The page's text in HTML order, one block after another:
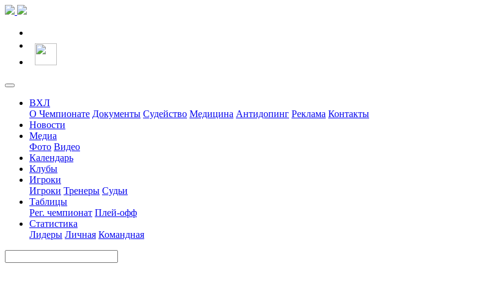
ВХЛ
О Чемпионате Документы Судейство Медицина Антидопинг Реклама Контакты
Новости
Медиа
Фото Видео
Календарь
Клубы
Игроки
Игроки Тренеры Судьи
Таблицы
Рег. чемпионат Плей-офф
Статистика
Лидеры Личная Командная